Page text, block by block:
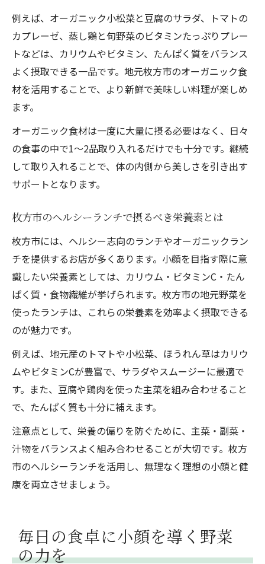
例えば、オーガニック小松菜と豆腐のサラダ、トマトの
カプレーゼ、蒸し鶏と旬野菜のビタミンたっぷりプレー
トなどは、カリウムやビタミン、たんぱく質をバランス
よく摂取できる一品です。地元枚方市のオーガニック食
材を活用することで、より新鮮で美味しい料理が楽しめ
ます。
オーガニック食材は一度に大量に摂る必要はなく、日々
の食事の中で1～2品取り入れるだけでも十分です。継続
して取り入れることで、体の内側から美しさを引き出す
サポートとなります。
枚方市のヘルシーランチで摂るべき栄養素とは
枚方市には、ヘルシー志向のランチやオーガニックラン
チを提供するお店が多くあります。小顔を目指す際に意
識したい栄養素としては、カリウム・ビタミンC・たん
ぱく質・食物繊維が挙げられます。枚方市の地元野菜を
使ったランチは、これらの栄養素を効率よく摂取できる
のが魅力です。
例えば、地元産のトマトや小松菜、ほうれん草はカリウ
ムやビタミンCが豊富で、サラダやスムージーに最適で
す。また、豆腐や鶏肉を使った主菜を組み合わせること
で、たんぱく質も十分に補えます。
注意点として、栄養の偏りを防ぐために、主菜・副菜・
汁物をバランスよく組み合わせることが大切です。枚方
市のヘルシーランチを活用し、無理なく理想の小顔と健
康を両立させましょう。
毎日の食卓に小顔を導く野菜
の力を